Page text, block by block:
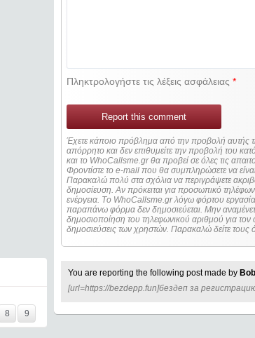
8 9
Πληκτρολογήστε τις λέξεις ασφάλειας*
Report this comment
Έχετε κάποιο πρόβλημα από την προβολή αυτής
απόρρητο και δεν επιθυμείτε την προβολή του
και το WhoCallsme.gr θα προβεί σε όλες τις
Φροντίστε το e-mail που θα συμπληρώσετε να
Παρακαλώ πολύ στα σχόλια να περιγράψετε
δημοσίευση. Αν πρόκειται για προσωπικό τηλέφωνο απαιτείται η ταυτοποίηση των στοιχείων πριν από οποιοδήποτε
ενέργεια. Τo WhoCallsme.gr λόγω φόρτου
παραπάνω φόρμα δεν δημοσιεύεται. Μην
δημοσιοποίηση του τηλεφωνικού αριθμού για
δημοσιεύσεις των χρηστών. Παρακαλώ δείτε τους
You are reporting the following post made by
[url=https://bezdepp.fun]бездеп за